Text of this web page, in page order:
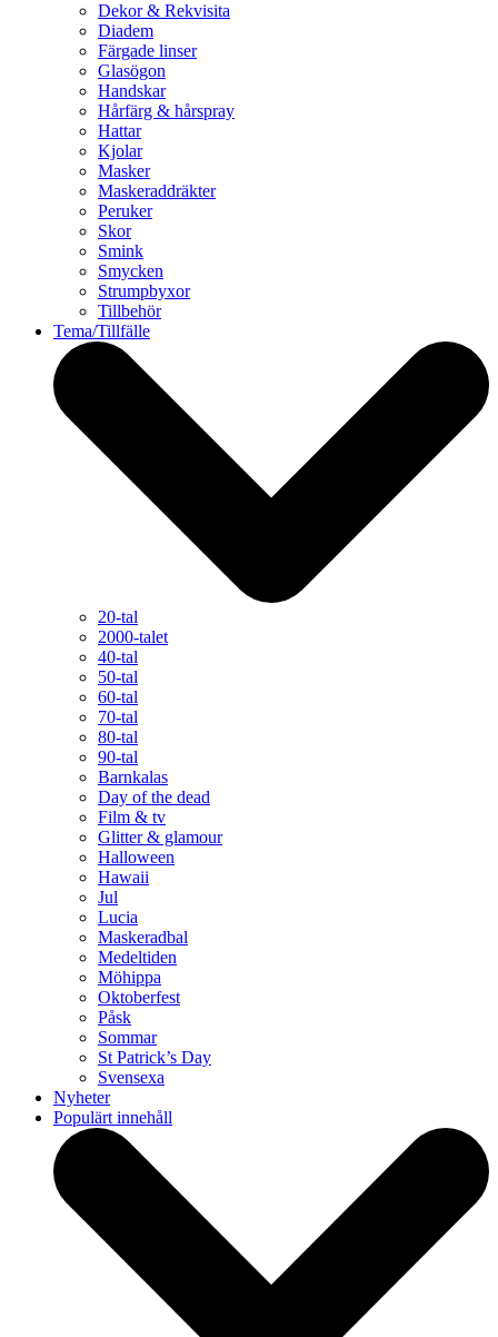
Dekor & Rekvisita
Diadem
Färgade linser
Glasögon
Handskar
Hårfärg & hårspray
Hattar
Kjolar
Masker
Maskeraddräkter
Peruker
Skor
Smink
Smycken
Strumpbyxor
Tillbehör
Tema/Tillfälle
20-tal
2000-talet
40-tal
50-tal
60-tal
70-tal
80-tal
90-tal
Barnkalas
Day of the dead
Film & tv
Glitter & glamour
Halloween
Hawaii
Jul
Lucia
Maskeradbal
Medeltiden
Möhippa
Oktoberfest
Påsk
Sommar
St Patrick’s Day
Svensexa
Nyheter
Populärt innehåll